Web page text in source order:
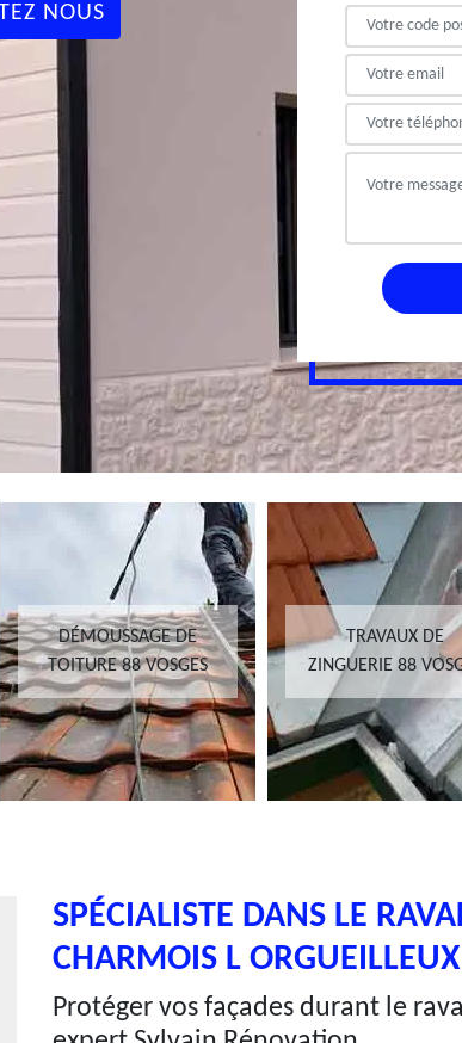
NOUS
DÉMOUSSAGE DE
TOITURE 88 VOSGES
TRAVAUX DE
ZINGUERIE 88
SPÉCIALISTE DANS LE
CHARMOIS L
Protéger vos façades durant le